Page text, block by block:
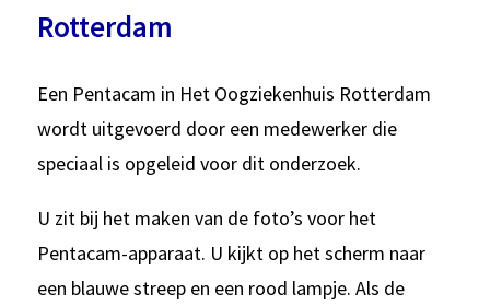
Rotterdam
Een Pentacam in Het Oogziekenhuis Rotterdam
wordt uitgevoerd door een medewerker die
speciaal is opgeleid voor dit onderzoek.
U zit bij het maken van de foto’s voor het
Pentacam-apparaat. U kijkt op het scherm naar
een blauwe streep en een rood lampje. Als de